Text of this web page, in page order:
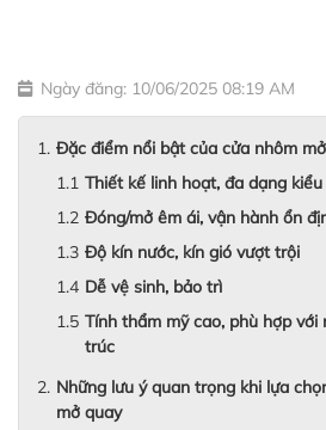
Ngày đăng: 10/06/2025 08:19 AM
Đặc điểm nổi bật của cửa nhôm
Thiết kế linh hoạt, đa dạng
Đóng/mở êm ái, vận hành ổn
Độ kín nước, kín gió vượt trội
Dễ vệ sinh, bảo trì
Tính thẩm mỹ cao, phù hợp với
trúc
Những lưu ý quan trọng khi lựa
mở quay